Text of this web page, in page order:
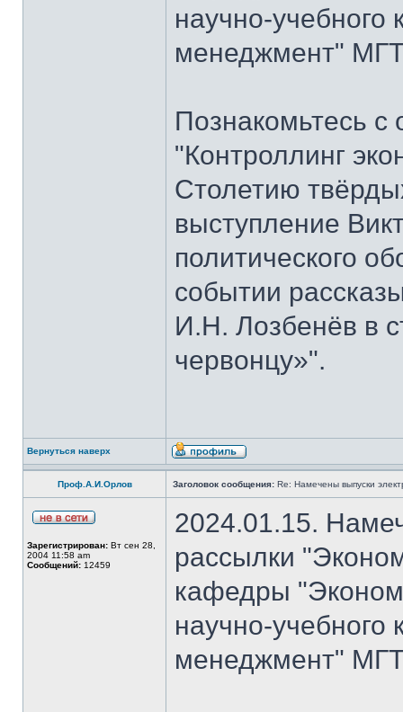
научно-
менеджмент"
Познакомьтесь
"Контроллинг
Столетию
выступление
политического
событии
И.Н. Лозбенёв в
червонцу»".
Вернуться наверх
Проф.А.И.Орлов Заголовок сообщения: Re: Намечены выпуски
Зарегистрирован: Вт сен 28,
2004 11:58 am
Сообщений: 12459
2024.01.15.
рассылки
кафедры
научно-
менеджмент"